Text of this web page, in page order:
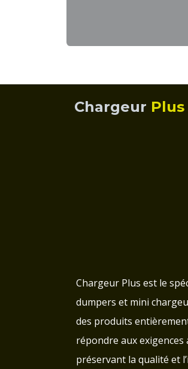
Chargeur Plus
Chargeur Plus est le
dumpers et mini
des produits
répondre aux
préservant la qualité et